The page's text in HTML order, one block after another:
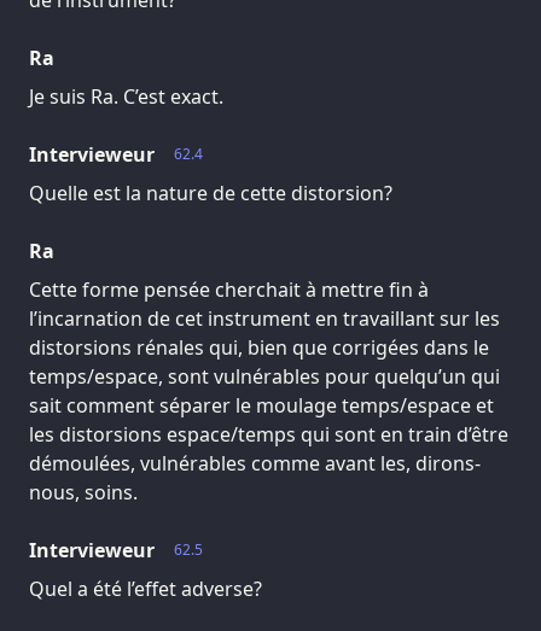
Ra
Je suis Ra. C’est exact.
62.4
Intervieweur
Quelle est la nature de cette distorsion?
Ra
Cette forme pensée cherchait à mettre fin à
l’incarnation de cet instrument en travaillant sur les
distorsions rénales qui, bien que corrigées dans le
temps/espace, sont vulnérables pour quelqu’un qui
sait comment séparer le moulage temps/espace et
les distorsions espace/temps qui sont en train d’être
démoulées, vulnérables comme avant les, dirons-
nous, soins.
62.5
Intervieweur
Quel a été l’effet adverse?